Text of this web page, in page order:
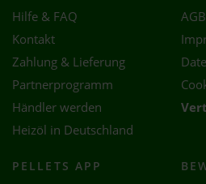
Hilfe & FAQ
Kontakt
Zahlung & Lieferung
Partnerprogramm
Händler werden
Heizöl in Deutschland
AGB
PELLETS APP